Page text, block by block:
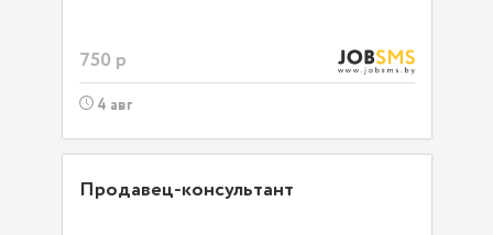
750 р
4 авг
Продавец-консультант